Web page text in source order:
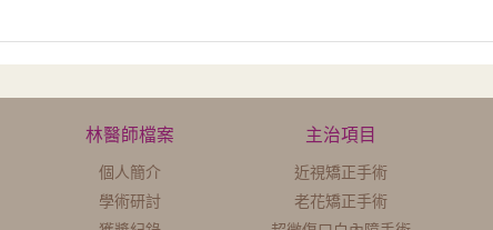
林醫師檔案
個人簡介
學術研討
主治項目
近視矯正手術
老花矯正手術